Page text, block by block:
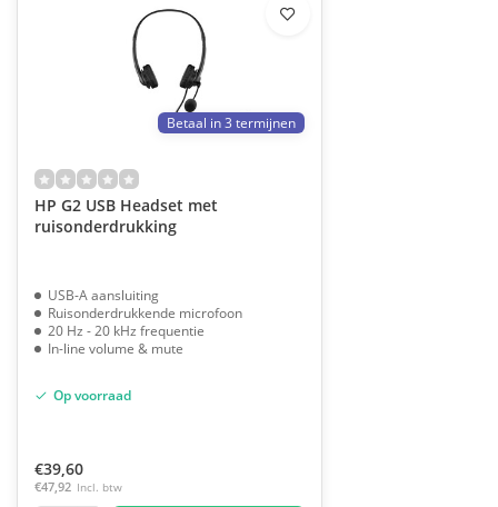
Betaal in 3 termijnen
HP G2 USB Headset met
ruisonderdrukking
USB-A aansluiting
Ruisonderdrukkende microfoon
20 Hz - 20 kHz frequentie
In-line volume & mute
Op voorraad
€39,60
€47,92 Incl. btw